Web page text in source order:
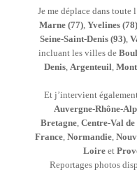
Je me déplace dans toute
Marne (77) Yvelines (78)
Seine-Saint-Denis (93),
incluant les villes de
Denis, Argenteuil
Et j’intervient
Auvergne-Rhône-
Bretagne, Centre-Val
France Normandie
Loireet
Reportages photos